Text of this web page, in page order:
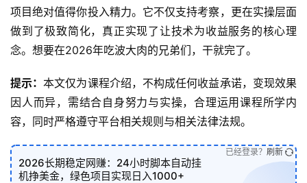
项目绝对值得你投入精力。它不仅支持考察，更在实操层面
做到了极致简化，真正实现了让技术为收益服务的核心理
念。想要在2026年吃波大肉的兄弟们，干就完了。
提示：本文仅为课程介绍，不构成任何收益承诺，变现效果
因人而异，需结合自身努力与实操，合理运用课程所学内
容，同时严格遵守平台相关规则与相关法律法规。
2026长期稳定网赚：24小时脚本自动挂
机挣美金，绿色项目实现日入1000+
已经登录？ 刷新